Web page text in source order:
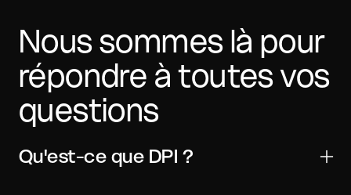
Nous sommes là pour
répondre à toutes vos
questions
Qu'est-ce que DPI ?